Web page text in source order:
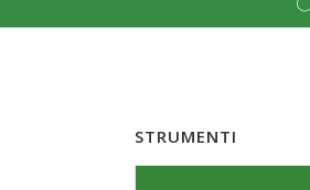
STRUMENTI